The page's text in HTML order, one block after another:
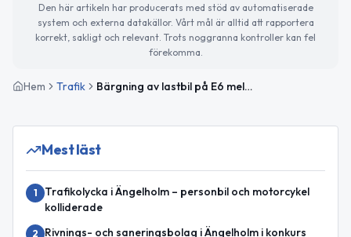
Den här artikeln har producerats med stöd av automatiserade
system och externa datakällor. Vårt mål är alltid att rapportera
korrekt, sakligt och relevant. Trots noggranna kontroller kan fel
förekomma.
Hem Trafik Bärgning av lastbil på E6 mellan Höja och Rebbelberga orsakade stor påverkan
Mest läst
1
Trafikolycka i Ängelholm – personbil och motorcykel
kolliderade
2 Rivnings- och saneringsbolag i Ängelholm i konkurs